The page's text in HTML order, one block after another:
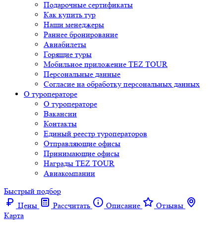
Подарочные сертификаты
Как купить тур
Наши менеджеры
Раннее бронирование
Авиабилеты
Горящие туры
Мобильное приложение TEZ TOUR
Персональные данные
Согласие на обработку персональных данных
О туроператоре
О туроператоре
Вакансии
Контакты
Единый реестр туроператоров
Отправляющие офисы
Принимающие офисы
Награды TEZ TOUR
Авиакомпании
Быстрый подбор
Цены
Рассчитать Описание
Отзывы
Карта